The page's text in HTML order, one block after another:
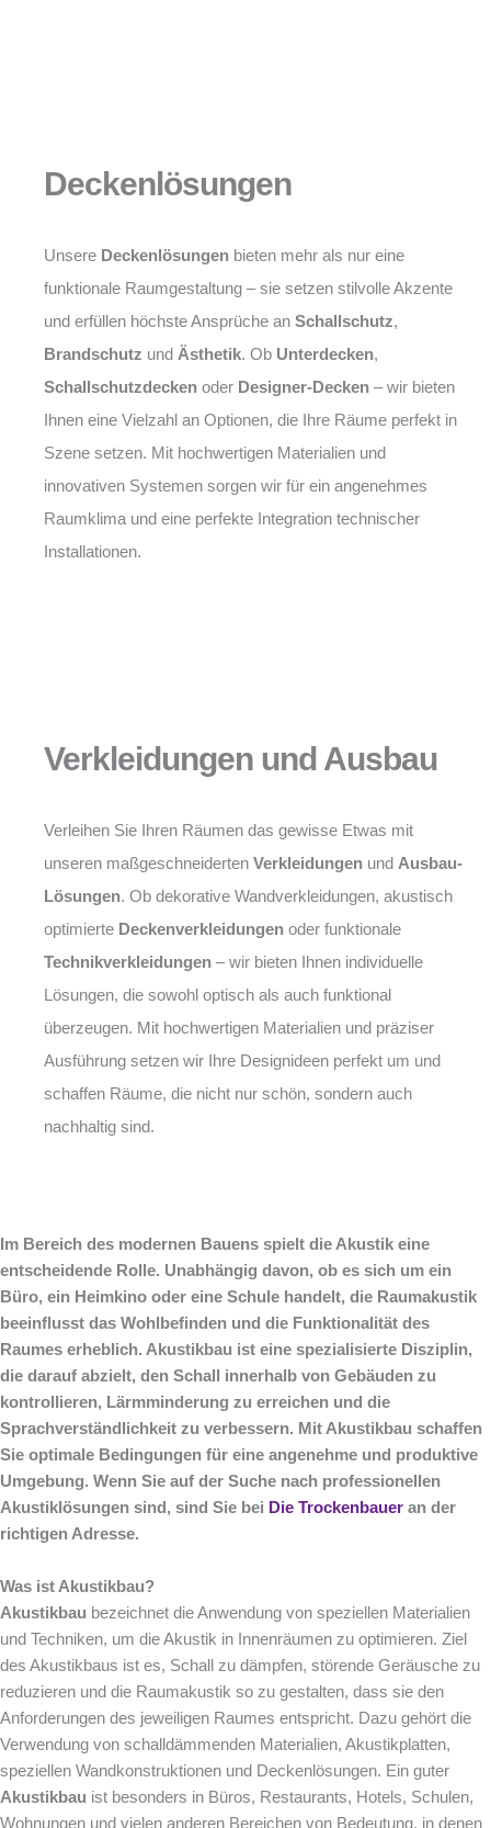
Deckenlösungen
Unsere Deckenlösungen bieten mehr als nur eine
funktionale Raumgestaltung – sie setzen stilvolle Akzente
und erfüllen höchste Ansprüche an Schallschutz,
Brandschutz und Ästhetik. Ob Unterdecken,
Schallschutzdecken oder Designer-Decken – wir bieten
Ihnen eine Vielzahl an Optionen, die Ihre Räume perfekt in
Szene setzen. Mit hochwertigen Materialien und
innovativen Systemen sorgen wir für ein angenehmes
Raumklima und eine perfekte Integration technischer
Installationen.
Verkleidungen und Ausbau
Verleihen Sie Ihren Räumen das gewisse Etwas mit
unseren maßgeschneiderten Verkleidungen und Ausbau-
Lösungen. Ob dekorative Wandverkleidungen, akustisch
optimierte Deckenverkleidungen oder funktionale
Technikverkleidungen – wir bieten Ihnen individuelle
Lösungen, die sowohl optisch als auch funktional
überzeugen. Mit hochwertigen Materialien und präziser
Ausführung setzen wir Ihre Designideen perfekt um und
schaffen Räume, die nicht nur schön, sondern auch
nachhaltig sind.
Im Bereich des modernen Bauens spielt die Akustik eine
entscheidende Rolle. Unabhängig davon, ob es sich um ein
Büro, ein Heimkino oder eine Schule handelt, die Raumakustik
beeinflusst das Wohlbefinden und die Funktionalität des
Raumes erheblich. Akustikbau ist eine spezialisierte Disziplin,
die darauf abzielt, den Schall innerhalb von Gebäuden zu
kontrollieren, Lärmminderung zu erreichen und die
Sprachverständlichkeit zu verbessern. Mit Akustikbau schaffen
Sie optimale Bedingungen für eine angenehme und produktive
Umgebung. Wenn Sie auf der Suche nach professionellen
Akustiklösungen sind, sind Sie bei Die Trockenbauer an der
richtigen Adresse.
Was ist Akustikbau?
Akustikbau bezeichnet die Anwendung von speziellen Materialien
und Techniken, um die Akustik in Innenräumen zu optimieren. Ziel
des Akustikbaus ist es, Schall zu dämpfen, störende Geräusche zu
reduzieren und die Raumakustik so zu gestalten, dass sie den
Anforderungen des jeweiligen Raumes entspricht. Dazu gehört die
Verwendung von schalldämmenden Materialien, Akustikplatten,
speziellen Wandkonstruktionen und Deckenlösungen. Ein guter
Akustikbau ist besonders in Büros, Restaurants, Hotels, Schulen,
Wohnungen und vielen anderen Bereichen von Bedeutung, in denen